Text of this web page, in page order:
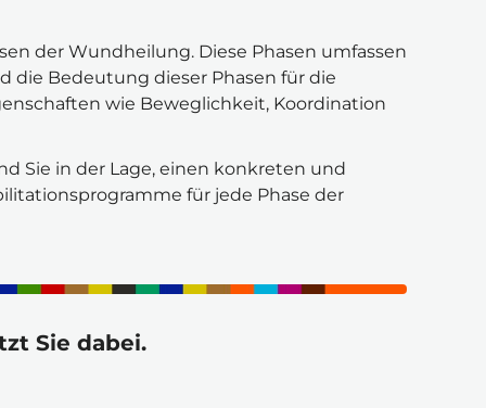
der Wundheilung. Diese Phasen umfassen
die Bedeutung dieser Phasen für die
wie Beweglichkeit, Koordination
Sie in der Lage, einen konkreten und
für jede Phase der
Sie dabei.